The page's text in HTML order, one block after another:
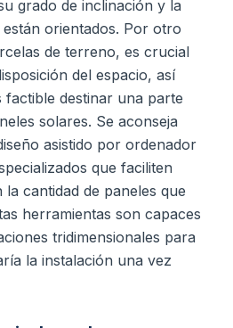
grado de inclinación y la
orientados. Por otro
de terreno, es crucial
del espacio, así
factible destinar una parte
solares. Se aconseja
asistido por ordenador
que faciliten
cantidad de paneles que
herramientas son capaces
tridimensionales para
la instalación una vez